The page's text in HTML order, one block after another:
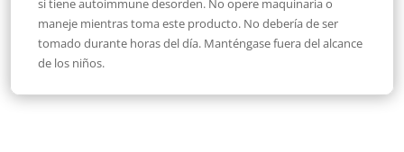
si tiene autoimmune desorden. No opere maquinaria o
maneje mientras toma este producto. No debería de ser
tomado durante horas del día. Manténgase fuera del alcance
de los niños.